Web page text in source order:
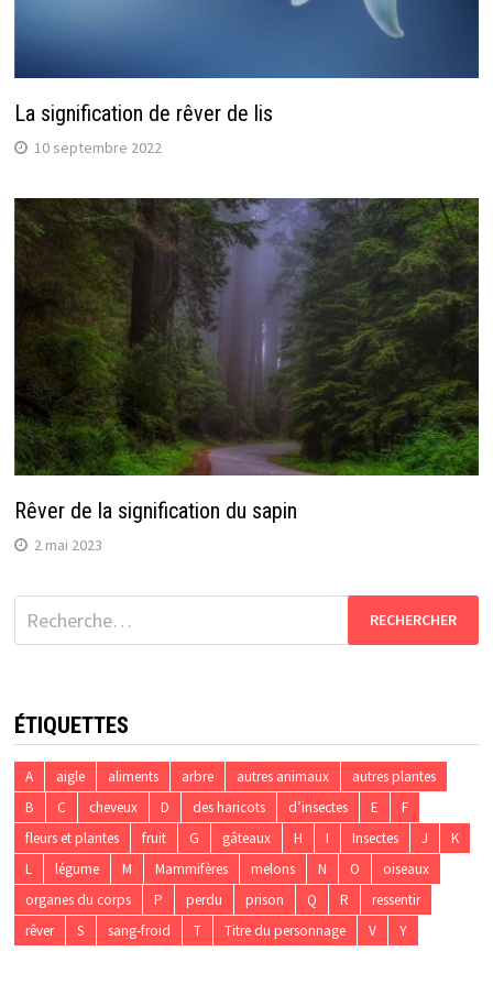
La signification de rêver de lis
10 septembre 2022
Rêver de la signification du sapin
2 mai 2023
Rechercher :
ÉTIQUETTES
A aigle aliments arbre autres animaux
autres plantes
B
C cheveux D des haricots d’insectes E
F
fleurs et plantes
fruit G gâteaux H I Insectes J
K
L
légume M Mammifères melons N O
oiseaux
organes du corps
P perdu prison Q R
ressentir
rêver
S sang-froid T Titre du personnage V Y